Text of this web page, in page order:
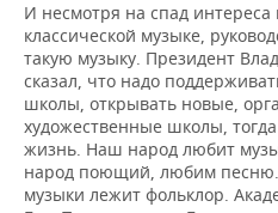
И несмотря на спад интереса
классической музыке,
такую музыку. Президент
сказал, что надо
школы, открывать новые,
художественные школы,
жизнь. Наш народ любит
народ поющий, любим песню.
музыки лежит фольклор.